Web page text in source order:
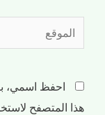
احفظ اسمي،
هذا المتصفح